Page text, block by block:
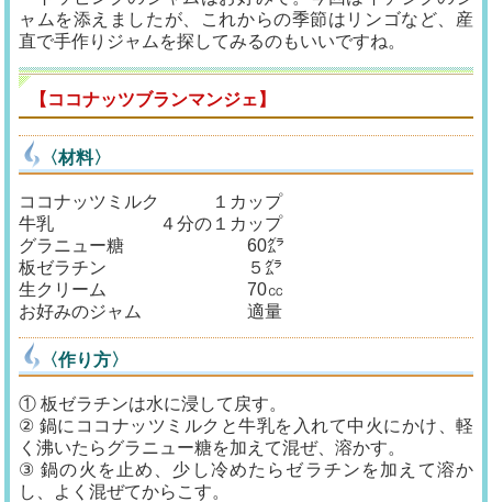
ャムを添えましたが、これからの季節はリンゴなど、産
直で手作りジャムを探してみるのもいいですね。
【ココナッツブランマンジェ】
〈材料〉
ココナッツミルク １カップ
牛乳 ４分の１カップ
グラニュー糖 60㌘
板ゼラチン ５㌘
生クリーム 70㏄
お好みのジャム 適量
〈作り方〉
① 板ゼラチンは水に浸して戻す。
② 鍋にココナッツミルクと牛乳を入れて中火にかけ、軽
く沸いたらグラニュー糖を加えて混ぜ、溶かす。
③ 鍋の火を止め、少し冷めたらゼラチンを加えて溶か
し、よく混ぜてからこす。